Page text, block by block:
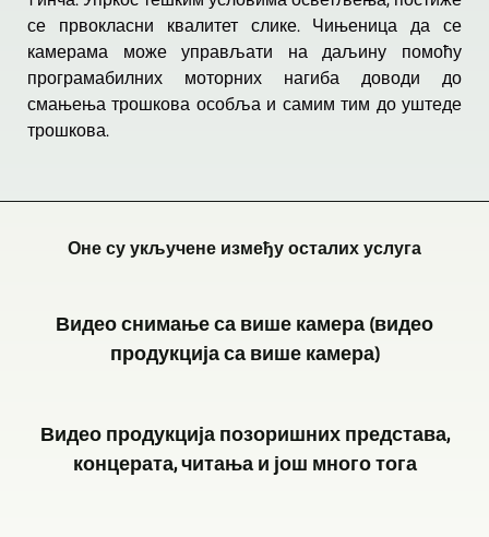
се првокласни квалитет слике. Чињеница да се
камерама може управљати на даљину помоћу
програмабилних моторних нагиба доводи до
смањења трошкова особља и самим тим до уштеде
трошкова.
Оне су укључене између осталих услуга
Видео снимање са више камера (видео
продукција са више камера)
Bad
Köstritz
Видео продукција позоришних представа,
концерата, читања и још много тога